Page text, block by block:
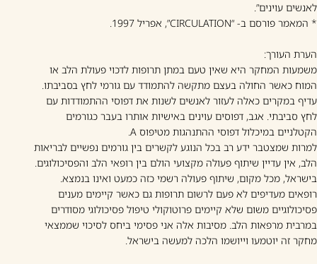
לאנשים עוינים”.
* המאמר פורסם ב- “CIRCULATION”, אפריל 1997.
הערת העורך:
משמעות המחקר היא שאין טעם במתן תרופות לדכוי פעולת הלב או
המוח כאשר החולה בעצם מתקשה להתמודד עם גורמי לחץ בסביבתו.
עדיף במקרים כאלה לעזור לאנשים לשנות את דפוסי ההתמודדות עם
לחץ סביבתי. אגב, דפוסים עוינים באישיות אותרו בעבר כגורמים
הקטלניים במיכלול דפוסי ההתנהגות מטיפוס A.
למרות שמצטבר ידע רב בכל הנוגע לקשרים בין גורמים נפשיים לבריאות
הלב, אין עדיין שיתוף פעולה מקצועי הולם בין רופאי הלב והפסיכולוגים.
בישראל, מכל מקום, שיתוף פעולה רשמי כזה כמעט ואינו בנמצא.
רופאים מעדיפים לא פעם לרשום תרופות גם כאשר קיימים מענים
פסיכולוגיים משום שלא קיימים פרוטוקולי טיפול פסיכולוגי מסודרים
במרבית מרפאות הלב. מסיבות אלה אני פסימי ביחס לסיכוי שממצאי
מחקר זה יוטמעו וייושמו הלכה למעשה בישראל.